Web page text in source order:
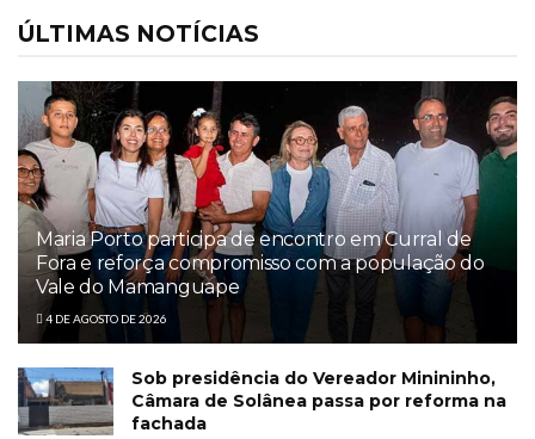
ÚLTIMAS NOTÍCIAS
Maria Porto participa de encontro em Curral de
Fora e reforça compromisso com a população do
Vale do Mamanguape
4 DE AGOSTO DE 2026
Sob presidência do Vereador Minininho,
Câmara de Solânea passa por reforma na
fachada